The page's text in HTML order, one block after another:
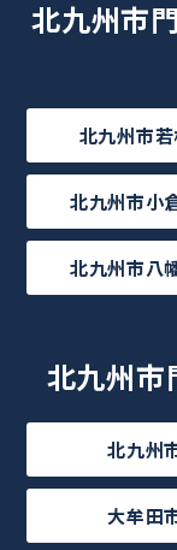
北九州市
北九州市
北九州市小
北九州市八
北九州市
北九州
大牟田